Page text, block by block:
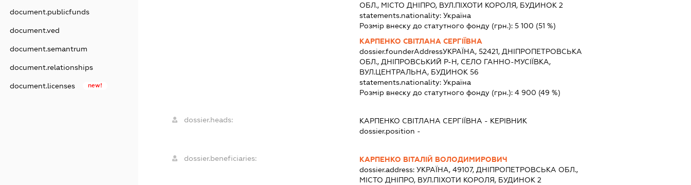
document.publicfunds
document.ved
document.semantrum
document.relationships
document.licenses new!
ОБЛ., МІСТО ДНІПРО, ВУЛ.ПІХОТИ КОРОЛЯ, БУДИНОК 2
statements.nationality: Україна
Розмір внеску до статутного фонду (грн.): 5 100 (51 %)
КАРПЕНКО СВІТЛАНА СЕРГІЇВНА
dossier.founderAddressУКРАЇНА, 52421, ДНІПРОПЕТРОВСЬКА
ОБЛ., ДНІПРОВСЬКИЙ Р-Н, СЕЛО ГАННО-МУСІЇВКА,
ВУЛ.ЦЕНТРАЛЬНА, БУДИНОК 56
statements.nationality: Україна
Розмір внеску до статутного фонду (грн.): 4 900 (49 %)
dossier.heads: КАРПЕНКО СВІТЛАНА СЕРГІЇВНА - КЕРІВНИК
dossier.position -
dossier.beneficiaries:
КАРПЕНКО ВІТАЛІЙ ВОЛОДИМИРОВИЧ
dossier.address: УКРАЇНА, 49107, ДНІПРОПЕТРОВСЬКА ОБЛ.,
МІСТО ДНІПРО, ВУЛ.ПІХОТИ КОРОЛЯ, БУДИНОК 2